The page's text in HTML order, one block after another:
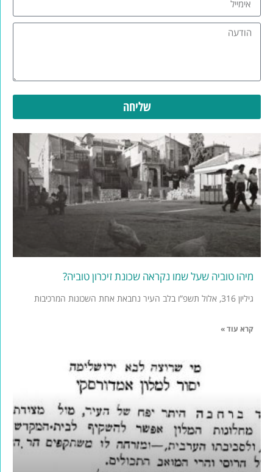
שליחה
מיהו טוביה שעל שמו נקראה שכונת זיכרון טוביה?
גיליון 316, אלול תשפ”ו בלב העיר נחבאת אחת השכונות המרכיבות
קרא עוד »